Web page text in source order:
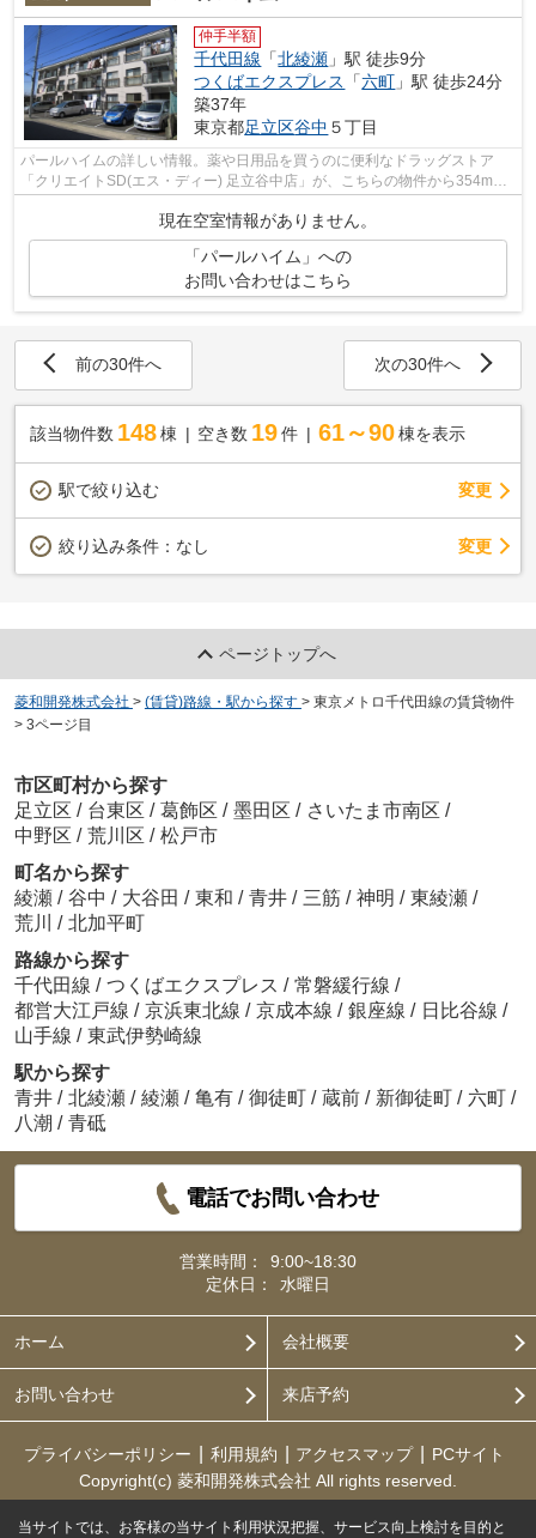
仲手半額
千代田線 「北綾瀬 」駅 徒歩9分
つくばエクスプレス
「六町 」駅 徒歩24分
築37年
東京都足立区谷中 ５丁目
パールハイムの詳しい情報。薬や日用品を買うのに便利なドラッグストア
「クリエイトSD(エス・ディー) 足立谷中店」が、こちらの物件から354mの
現在空室情報がありません。
「パールハイム」への
お問い合わせはこちら
前の30件へ 次の30件へ
該当物件数 148棟 空き数 19 件 61～90 棟を表示
駅で絞り込む 変更
絞り込み条件： なし 変更
ページトップへ
菱和開発株式会社 > (賃貸)路線・駅から探す > 東京メトロ千代田線の賃貸物件
> 3ページ目
市区町村から探す
足立区 / 台東区 / 葛飾区 / 墨田区 / さいたま市南区 /
中野区 / 荒川区 / 松戸市
町名から探す
綾瀬 / 谷中 / 大谷田 / 東和 / 青井 / 三筋 / 神明 / 東綾瀬 /
荒川 / 北加平町
路線から探す
千代田線 / つくばエクスプレス / 常磐緩行線 /
都営大江戸線 / 京浜東北線 / 京成本線 / 銀座線 / 日比谷線 /
山手線 / 東武伊勢崎線
駅から探す
青井 / 北綾瀬 / 綾瀬 / 亀有 / 御徒町 / 蔵前 / 新御徒町 / 六町 /
八潮 / 青砥
電話でお問い合わせ
営業時間：
9:00~18:30
定休日：
水曜日
ホーム 会社概要
お問い合わせ 来店予約
プライバシーポリシー 利用規約 アクセスマップ
PCサイト
Copyright(c) 菱和開発株式会社 All rights reserved.
当サイトでは、お客様の当サイト利用状況把握、サービス向上検討を目的と